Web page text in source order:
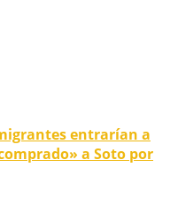
entrarían a
a Soto por